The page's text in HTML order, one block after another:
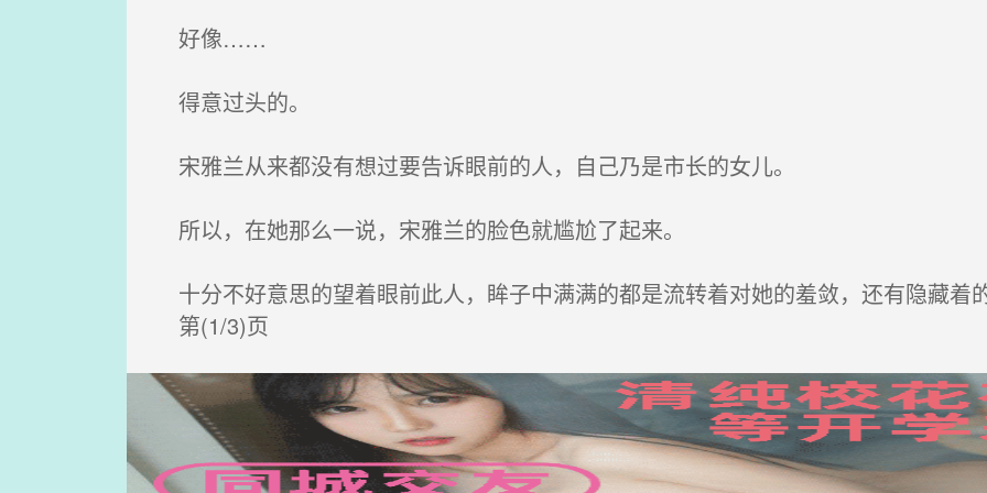
好像……
得意过头的。
宋雅兰从来都没有想过要告诉眼前的人，自己乃是市长的女儿。
所以，在她那么一说，宋雅兰的脸色就尴尬了起来。
十分不好意思的望着眼前此人，眸子中满满的都是流转着对她的羞敛，还有隐藏着
第(1/3)页